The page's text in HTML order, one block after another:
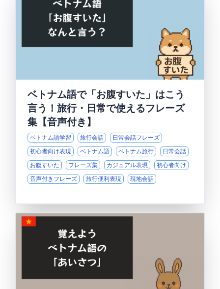
ベトナム語で「お腹すいた」はこう
言う！旅行・日常で使えるフレーズ
集【音声付き】
ベトナム語学習 旅行会話
日常会話フレーズ
初心者向け表現
ベトナム語 ベトナム旅行
日常会話
お腹すいた
フレーズ集 カジュアル表現
初心者向け
音声付きフレーズ
旅行便利表現 現地会話